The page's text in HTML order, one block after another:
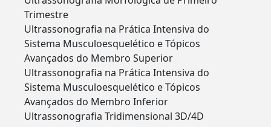
Trimestre
Ultrassonografia na Prática Intensiva do
Sistema Musculoesquelético e Tópicos
Avançados do Membro Superior
Ultrassonografia na Prática Intensiva do
Sistema Musculoesquelético e Tópicos
Avançados do Membro Inferior
Ultrassonografia Tridimensional 3D/4D